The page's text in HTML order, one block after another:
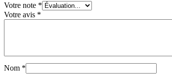
Votre note *
Votre avis *
Nom *